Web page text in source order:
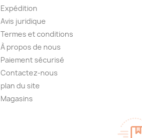
Expédition
Avis juridique
Termes et conditions
À propos de nous
Paiement sécurisé
Contactez-nous
plan du site
Magasins